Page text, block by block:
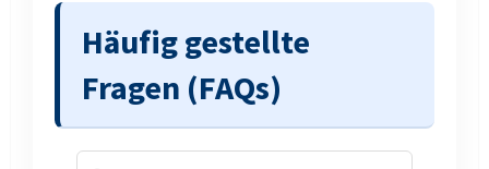
Häufig gestellte
Fragen (FAQs)